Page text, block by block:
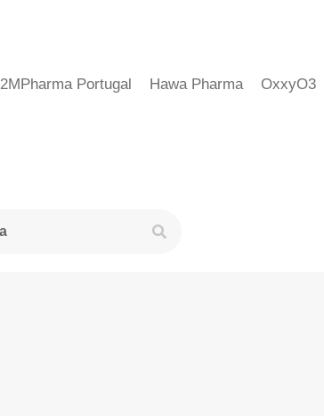
2MPharma Portugal Hawa Pharma OxxyO3